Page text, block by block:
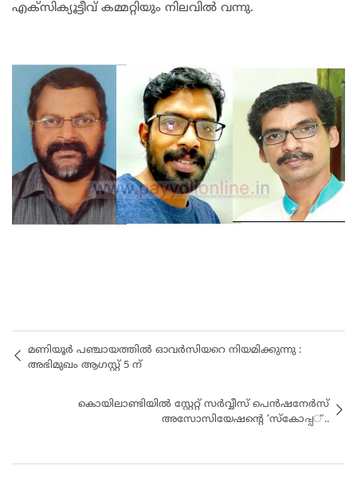
എക്സിക്യൂട്ടീവ് കമ്മറ്റിയും നിലവിൽ വന്നു.
മണിയൂർ പഞ്ചായത്തിൽ ഓവർസിയറെ നിയമിക്കുന്നു :
അഭിമുഖം ആഗസ്റ്റ് 5 ന്
കൊയിലാണ്ടിയിൽ സ്റ്റേറ്റ് സർവ്വീസ് പെൻഷനേർസ്
അസോസിയേഷൻ്റെ ‘സ്കോപ്പ̵് ..